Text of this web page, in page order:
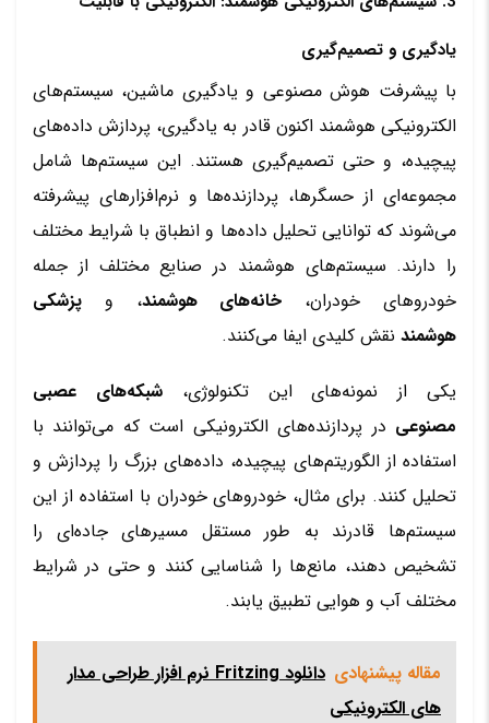
یادگیری و تصمیم‌گیری
با پیشرفت هوش مصنوعی و یادگیری ماشین، سیستم‌های
الکترونیکی هوشمند اکنون قادر به یادگیری، پردازش داده‌های
پیچیده، و حتی تصمیم‌گیری هستند. این سیستم‌ها شامل
مجموعه‌ای از حسگرها، پردازنده‌ها و نرم‌افزارهای پیشرفته
می‌شوند که توانایی تحلیل داده‌ها و انطباق با شرایط مختلف
را دارند. سیستم‌های هوشمند در صنایع مختلف از جمله
خودروهای خودران، خانه‌های هوشمند، و پزشکی
هوشمند نقش کلیدی ایفا می‌کنند.
یکی از نمونه‌های این تکنولوژی،شبکه‌های عصبی
مصنوعی در پردازنده‌های الکترونیکی است که می‌توانند با
استفاده از الگوریتم‌های پیچیده، داده‌های بزرگ را پردازش و
تحلیل کنند. برای مثال، خودروهای خودران با استفاده از این
سیستم‌ها قادرند به طور مستقل مسیرهای جاده‌ای را
تشخیص دهند، مانع‌ها را شناسایی کنند و حتی در شرایط
مختلف آب و هوایی تطبیق یابند.
مقاله پیشنهادی
دانلود Fritzing نرم افزار طراحی مدار
های الکترونیکی